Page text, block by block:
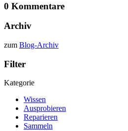
0 Kommentare
Archiv
zum Blog-Archiv
Filter
Kategorie
Wissen
Ausprobieren
Reparieren
Sammeln